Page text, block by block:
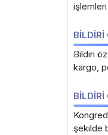
BİLDİRİ
Bildiri
kargo,
şekilde